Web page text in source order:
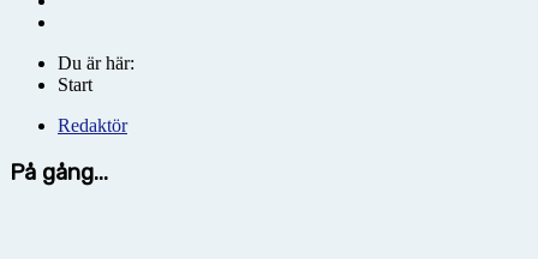
Du är här:
Start
Redaktör
På gång...